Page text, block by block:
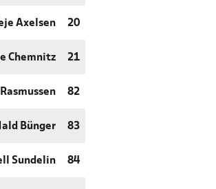
Axelsen 20
Chemnitz 21
Rasmussen 82
Bünger 83
Sundelin 84